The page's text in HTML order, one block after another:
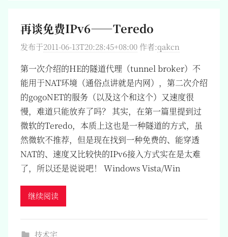
再谈免费IPv6——Teredo
发布于2011-06-13T20:28:45+08:00 作者:qakcn
第一次介绍的HE的隧道代理（tunnel broker）不
能用于NAT环境（通俗点讲就是内网），第二次介绍
的gogoNET的服务（以及这个和这个）又速度很
慢，难道只能放弃了吗？ 其实，在第一篇里提到过
微软的Teredo，本质上这也是一种隧道的方式，虽
然微软不推荐，但是现在找到一种免费的、能穿透
NAT的、速度又比较快的IPv6接入方式实在是太难
了，所以还是说说吧！ Windows Vista/Win
继续阅读
技术宅